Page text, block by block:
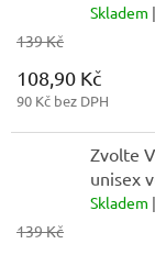
Skladem
139 Kč
108,90 Kč
90 Kč bez DPH
Zvolte
unisex
Skladem
139 Kč